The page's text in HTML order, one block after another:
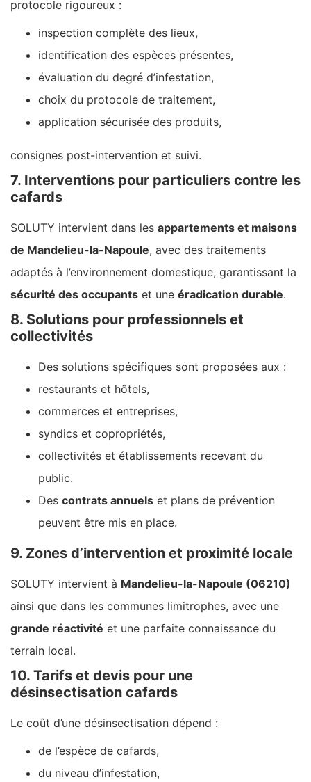
protocole rigoureux :
inspection complète des lieux,
identification des espèces présentes,
évaluation du degré d’infestation,
choix du protocole de traitement,
application sécurisée des produits,
consignes post-intervention et suivi.
7. Interventions pour particuliers contre les
cafards
SOLUTY intervient dans les appartements et maisons
de Mandelieu-la-Napoule, avec des traitements
adaptés à l’environnement domestique, garantissant la
sécurité des occupants et une éradication durable.
8. Solutions pour professionnels et
collectivités
Des solutions spécifiques sont proposées aux :
restaurants et hôtels,
commerces et entreprises,
syndics et copropriétés,
collectivités et établissements recevant du
public.
Des contrats annuels et plans de prévention
peuvent être mis en place.
9. Zones d’intervention et proximité locale
SOLUTY intervient à Mandelieu-la-Napoule (06210)
ainsi que dans les communes limitrophes, avec une
grande réactivité et une parfaite connaissance du
terrain local.
10. Tarifs et devis pour une
désinsectisation cafards
Le coût d’une désinsectisation dépend :
de l’espèce de cafards,
du niveau d’infestation,